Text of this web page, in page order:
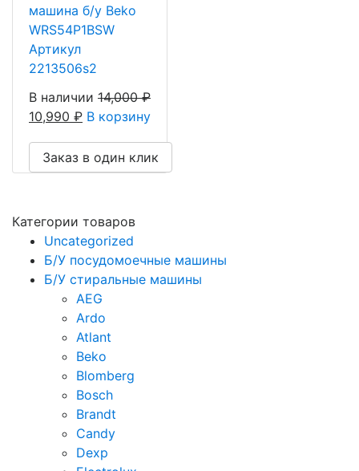
машина б/у Beko
WRS54P1BSW
Артикул
2213506s2
В наличии 14,000₽
10,990 ₽ В корзину
Заказ в один клик
Категории товаров
Uncategorized
Б/У посудомоечные машины
Б/У стиральные машины
AEG
Ardo
Atlant
Beko
Blomberg
Bosch
Brandt
Candy
Dexp